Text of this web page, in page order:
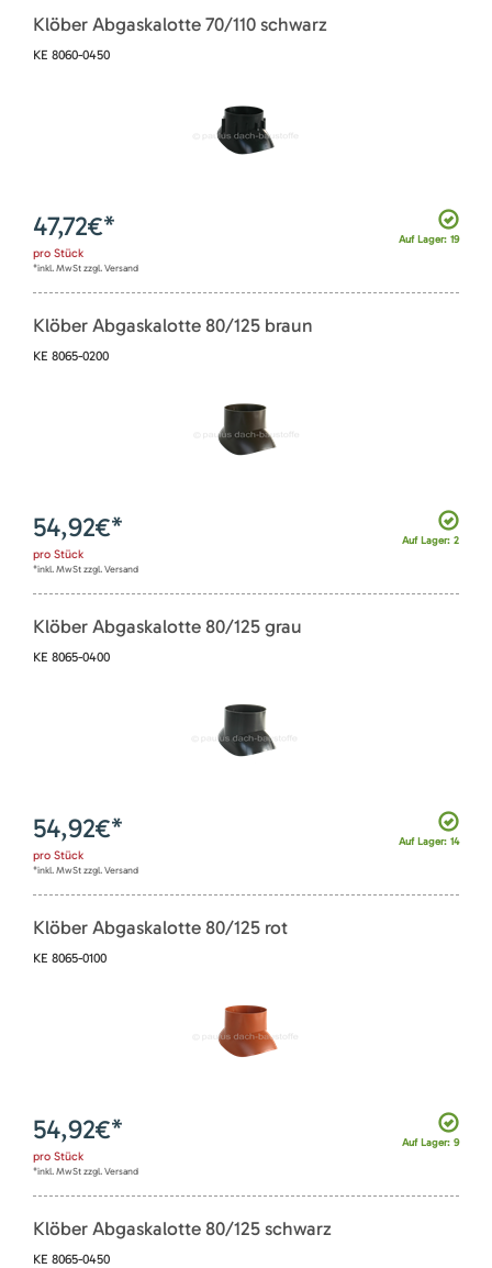
Klöber Abgaskalotte 70/110 schwarz
KE 8060-0450
Auf Lager: 19
47,72€*
pro Stück
*inkl. MwSt zzgl. Versand
Klöber Abgaskalotte 80/125 braun
KE 8065-0200
Auf Lager: 2
54,92€*
pro Stück
*inkl. MwSt zzgl. Versand
Klöber Abgaskalotte 80/125 grau
KE 8065-0400
Auf Lager: 14
54,92€*
pro Stück
*inkl. MwSt zzgl. Versand
Klöber Abgaskalotte 80/125 rot
KE 8065-0100
Auf Lager: 9
54,92€*
pro Stück
*inkl. MwSt zzgl. Versand
Klöber Abgaskalotte 80/125 schwarz
KE 8065-0450